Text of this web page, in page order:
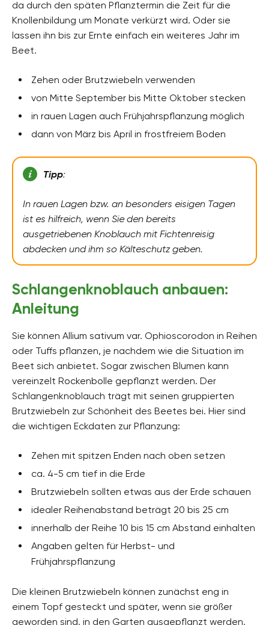
da durch den späten Pflanztermin die Zeit für die
Knollenbildung um Monate verkürzt wird. Oder sie
lassen ihn bis zur Ernte einfach ein weiteres Jahr im
Beet.
Zehen oder Brutzwiebeln verwenden
von Mitte September bis Mitte Oktober stecken
in rauen Lagen auch Frühjahrspflanzung möglich
dann von März bis April in frostfreiem Boden
Tipp:
In rauen Lagen bzw. an besonders eisigen Tagen
ist es hilfreich, wenn Sie den bereits
ausgetriebenen Knoblauch mit Fichtenreisig
abdecken und ihm so Kälteschutz geben.
Schlangenknoblauch anbauen:
Anleitung
Sie können Allium sativum var. Ophioscorodon in Reihen
oder Tuffs pflanzen, je nachdem wie die Situation im
Beet sich anbietet. Sogar zwischen Blumen kann
vereinzelt Rockenbolle gepflanzt werden. Der
Schlangenknoblauch trägt mit seinen gruppierten
Brutzwiebeln zur Schönheit des Beetes bei. Hier sind
die wichtigen Eckdaten zur Pflanzung:
Zehen mit spitzen Enden nach oben setzen
ca. 4-5 cm tief in die Erde
Brutzwiebeln sollten etwas aus der Erde schauen
idealer Reihenabstand beträgt 20 bis 25 cm
innerhalb der Reihe 10 bis 15 cm Abstand einhalten
Angaben gelten für Herbst- und
Frühjahrspflanzung
Die kleinen Brutzwiebeln können zunächst eng in
einem Topf gesteckt und später, wenn sie größer
geworden sind, in den Garten ausgepflanzt werden.